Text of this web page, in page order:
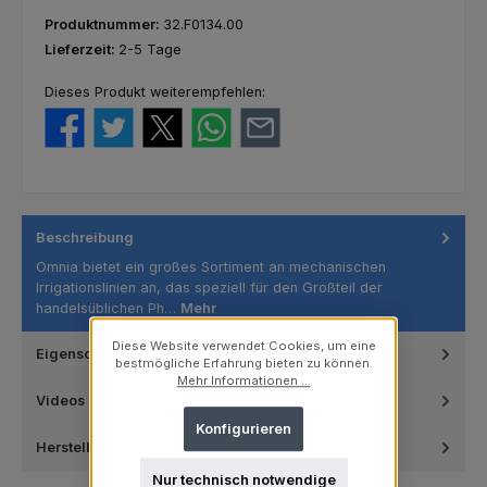
Produktnummer: 32.F0134.00
Lieferzeit: 2-5 Tage
Dieses Produkt weiterempfehlen:
Beschreibung
Omnia bietet ein großes Sortiment an mechanischen
Irrigationslinien an, das speziell für den Großteil der
handelsüblichen Ph… Mehr
Eigenschaften
Videos
Hersteller
Diese Website verwendet Cookies, um eine
bestmögliche Erfahrung bieten zu können.
Mehr Informationen ...
Nur technisch notwendige
Konfigurieren